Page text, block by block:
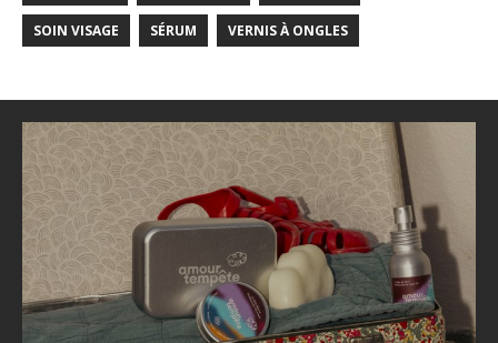
SOIN VISAGE SÉRUM VERNIS À ONGLES